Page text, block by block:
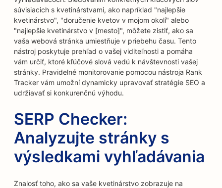
súvisiacich s kvetinárstvami, ako napríklad "najlepšie
kvetinárstvo", "doručenie kvetov v mojom okolí" alebo
"najlepšie kvetinárstvo v [mesto]", môžete zistiť, ako sa
vaša webová stránka umiestňuje v priebehu času. Tento
nástroj poskytuje prehľad o vašej viditeľnosti a pomáha
vám určiť, ktoré kľúčové slová vedú k návštevnosti vašej
stránky. Pravidelné monitorovanie pomocou nástroja Rank
Tracker vám umožní dynamicky upravovať stratégie SEO a
udržiavať si konkurenčnú výhodu.
SERP Checker:
Analyzujte stránky s
výsledkami vyhľadávania
Znalosť toho, ako sa vaše kvetinárstvo zobrazuje na